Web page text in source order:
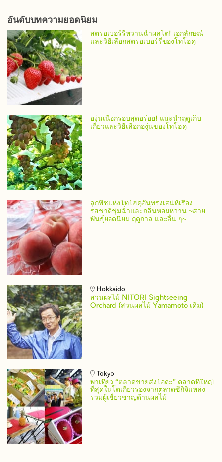
อันดับบทความยอดนิยม
สตรอเบอร์รี่หวานฉ่ำผลโต! เอกลักษณ์
และวิธีเลือกสตรอเบอร์รี่ของโทโฮคุ
องุ่นเนื้อกรอบสุดอร่อย! แนะนำฤดูเก็บ
เกี่ยวและวิธีเลือกองุ่นของโทโฮคุ
ลูกพีชแห่งโทโฮคุอันทรงเสน่ห์เรื่อง
รสชาติชุ่มฉ่ำและกลิ่นหอมหวาน ~สาย
พันธุ์ยอดนิยม ฤดูกาล และอื่น ๆ~
Hokkaido
สวนผลไม้ NITORI Sightseeing
Orchard (สวนผลไม้ Yamamoto เดิม)
Tokyo
พาเที่ยว “ตลาดขายส่งโอตะ” ตลาดที่ใหญ่
ที่สุดในโตเกียวรองจากตลาดซึกิจิแหล่ง
รวมผู้เชี่ยวชาญด้านผลไม้